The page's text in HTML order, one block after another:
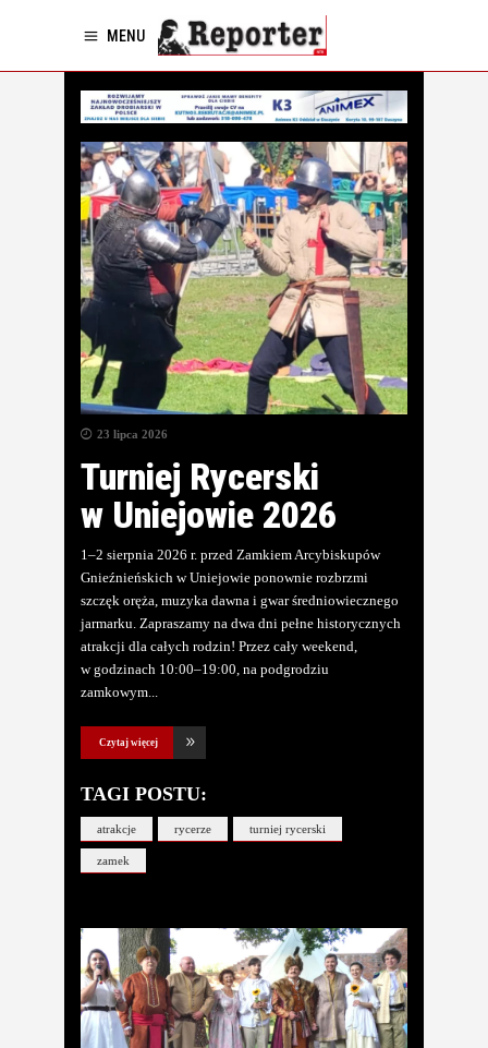
MENU
23 lipca 2026
Turniej Rycerski
w Uniejowie 2026
1–2 sierpnia 2026 r. przed Zamkiem Arcybiskupów
Gnieźnieńskich w Uniejowie ponownie rozbrzmi
szczęk oręża, muzyka dawna i gwar średniowiecznego
jarmarku. Zapraszamy na dwa dni pełne historycznych
atrakcji dla całych rodzin! Przez cały weekend,
w godzinach 10:00–19:00, na podgrodziu
zamkowym
Czytaj więcej
TAGI POSTU:
atrakcje rycerze turniej rycerski
zamek